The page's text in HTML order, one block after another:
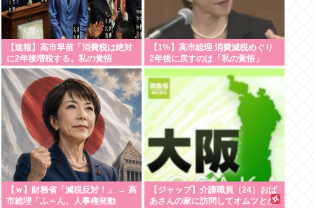
【速報】高市早苗「消費税は絶対
に2年後増税する。私の覚悟
だ。」
【1%】高市総理 消費減税めぐり
2年後に戻すのは「私の覚悟」
【ｗ】財務省「減税反対！」 → 高
市総理「ふ～ん、人事権発動
【ジャップ】介護職員（24）おば
あさんの家に訪問してオムツとか